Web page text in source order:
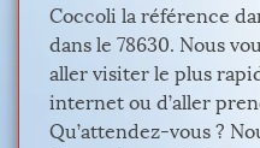
Coccoli la référence
dans le 78630. Nous
aller visiter le plus
internet ou d’aller
Qu’attendez-vous ?